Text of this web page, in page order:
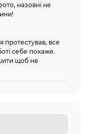
назовні не
протестував, все
себе покаже.
щоб не